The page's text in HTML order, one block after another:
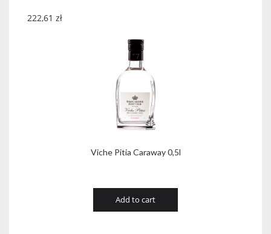
Viche Pitia Caraway 0,5l
222,61 zł
Add to cart